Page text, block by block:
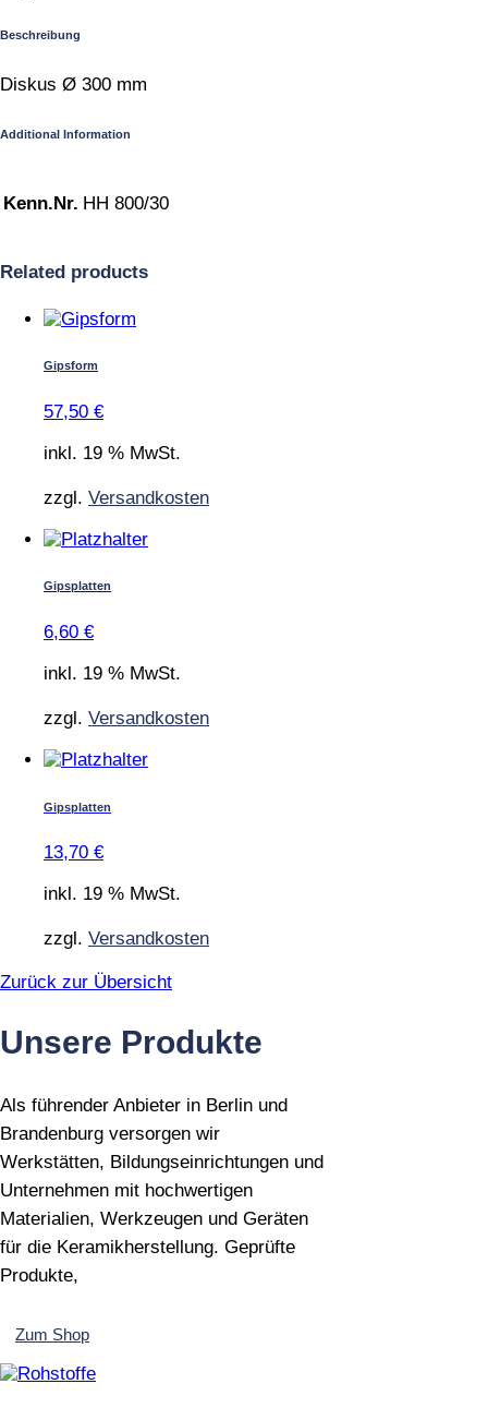
Beschreibung
Diskus Ø 300 mm
Additional Information
Kenn.Nr. HH 800/30
Related products
Gipsform
57,50 €
inkl. 19 % MwSt.
zzgl. Versandkosten
Gipsplatten
6,60 €
inkl. 19 % MwSt.
zzgl. Versandkosten
Gipsplatten
13,70 €
inkl. 19 % MwSt.
zzgl. Versandkosten
Zurück zur Übersicht
Unsere Produkte
Als führender Anbieter in Berlin und
Brandenburg versorgen wir
Werkstätten, Bildungseinrichtungen und
Unternehmen mit hochwertigen
Materialien, Werkzeugen und Geräten
für die Keramikherstellung. Geprüfte
Produkte,
Zum Shop